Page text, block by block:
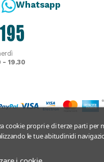
cookie propri e di terze parti
le tue abitudinidi
Whatsapp
- 19.30